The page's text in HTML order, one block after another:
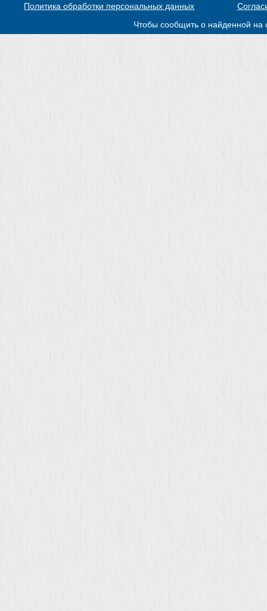
Политика обработки персональных данных
Чтобы сообщить о найденной на